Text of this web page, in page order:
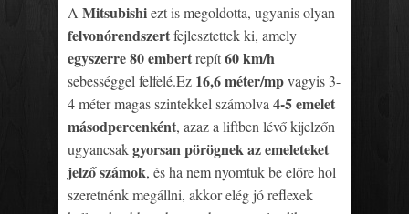
A Mitsubishiezt is megoldotta, ugyanis olyan
felvonórendszertfejlesztettek ki, amely
egyszerre 80 embertrepít60 km/h
sebességgel felfelé.Ez 16,6 méter/mpvagyis 3-
4 méter magas szintekkel számolva 4-5 emelet
másodpercenként, azaz a liftben lévő kijelzőn
ugyancsakgyorsan pörögnek az emeleteket
jelző számok, és ha nem nyomtuk be előre hol
szeretnénk megállni, akkor elég jó reflexek